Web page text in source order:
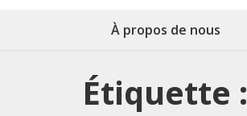
À propos de nous
Étiquette :